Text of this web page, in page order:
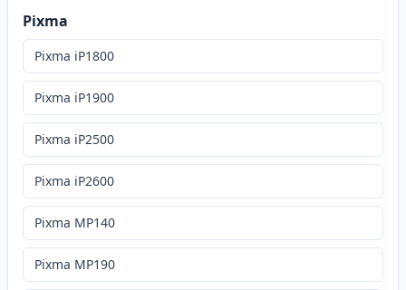
Pixma
Pixma iP1800
Pixma iP1900
Pixma iP2500
Pixma iP2600
Pixma MP140
Pixma MP190